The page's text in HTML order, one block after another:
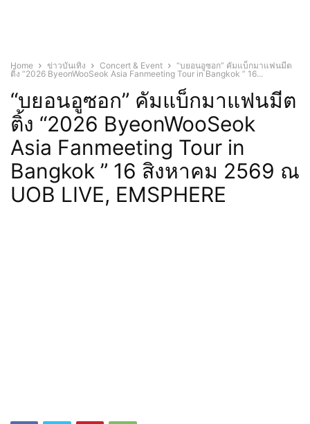
Home ข่าวบันเทิง Concert & Event
“บยอนอูซอก” คัมแบ็กมาแฟนมีต
ติ้ง “2026 ByeonWooSeok Asia Fanmeeting Tour in Bangkok ” 16...
“บยอนอูซอก” คัมแบ็กมาแฟนมีต
ติ้ง “2026 ByeonWooSeok
Asia Fanmeeting Tour in
Bangkok ” 16 สิงหาคม 2569 ณ
UOB LIVE, EMSPHERE